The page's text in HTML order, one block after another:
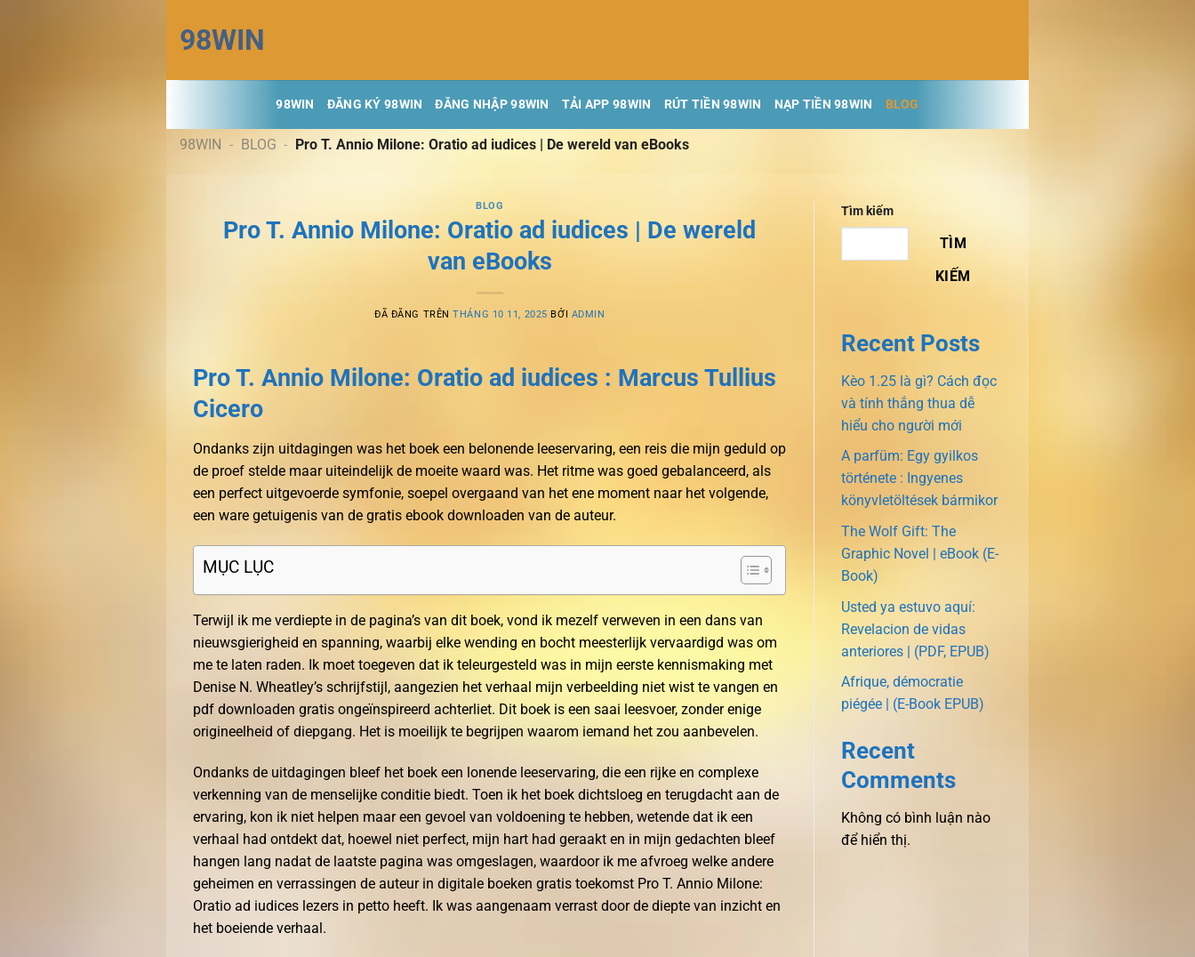
đến
nội
dung
98WIN
98WIN ĐĂNG KÝ 98WIN ĐĂNG NHẬP 98WIN TẢI APP 98WIN RÚT TIỀN 98WIN NẠP TIỀN 98WIN BLOG
98WIN - BLOG - Pro T. Annio Milone: Oratio ad iudices | De wereld van eBooks
BLOG
Pro T. Annio Milone: Oratio ad iudices | De wereld
van eBooks
ĐÃ ĐĂNG TRÊNTHÁNG 10 11, 2025 BỞI ADMIN
Pro T. Annio Milone: Oratio ad iudices : Marcus Tullius
Cicero
Ondanks zijn uitdagingen was het boek een belonende leeservaring, een reis die mijn geduld op
de proef stelde maar uiteindelijk de moeite waard was. Het ritme was goed gebalanceerd, als
een perfect uitgevoerde symfonie, soepel overgaand van het ene moment naar het volgende,
een ware getuigenis van de gratis ebook downloaden van de auteur.
MỤC LỤC
Terwijl ik me verdiepte in de pagina’s van dit boek, vond ik mezelf verweven in een dans van
nieuwsgierigheid en spanning, waarbij elke wending en bocht meesterlijk vervaardigd was om
me te laten raden. Ik moet toegeven dat ik teleurgesteld was in mijn eerste kennismaking met
Denise N. Wheatley’s schrijfstijl, aangezien het verhaal mijn verbeelding niet wist te vangen en
pdf downloaden gratis ongeïnspireerd achterliet. Dit boek is een saai leesvoer, zonder enige
origineelheid of diepgang. Het is moeilijk te begrijpen waarom iemand het zou aanbevelen.
Ondanks de uitdagingen bleef het boek een lonende leeservaring, die een rijke en complexe
verkenning van de menselijke conditie biedt. Toen ik het boek dichtsloeg en terugdacht aan de
ervaring, kon ik niet helpen maar een gevoel van voldoening te hebben, wetende dat ik een
verhaal had ontdekt dat, hoewel niet perfect, mijn hart had geraakt en in mijn gedachten bleef
hangen lang nadat de laatste pagina was omgeslagen, waardoor ik me afvroeg welke andere
geheimen en verrassingen de auteur in digitale boeken gratis toekomst Pro T. Annio Milone:
Oratio ad iudices lezers in petto heeft. Ik was aangenaam verrast door de diepte van inzicht en
het boeiende verhaal.
Tìm kiếm
TÌM
KIẾM
Recent Posts
Kèo 1.25 là gì? Cách đọc
và tính thắng thua dễ
hiểu cho người mới
A parfüm: Egy gyilkos
története : Ingyenes
könyvletöltések bármikor
The Wolf Gift: The
Graphic Novel | eBook (E-
Book)
Usted ya estuvo aquí:
Revelacion de vidas
anteriores | (PDF, EPUB)
Afrique, démocratie
piégée | (E-Book EPUB)
Recent
Comments
Không có bình luận nào
để hiển thị.